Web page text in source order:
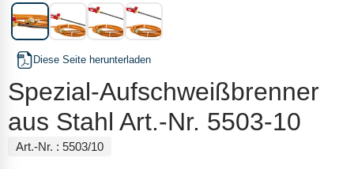
Diese Seite herunterladen
Spezial-Aufschweißbrenner
aus Stahl Art.-Nr. 5503-10
Art.-Nr. : 5503/10